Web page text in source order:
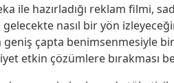
ile hazırladığı reklam filmi,
nasıl bir yön
çapta benimsenmesiyle
etkin çözümlere bırakması